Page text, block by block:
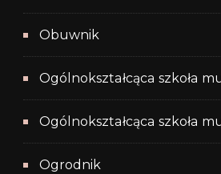
Obuwnik
Ogólnokształcąca szkoła
Ogólnokształcąca szkoła
Ogrodnik